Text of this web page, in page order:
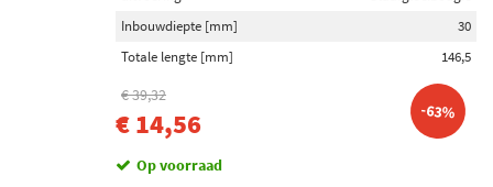
Driehoeksdraagarm (838)
Enkelvoudigedraagarm (29)
Stang / steunbalk
Koppelstang (615)
Duwstang (5)
Inbouwdiepte [mm]
30
Totale lengte [mm]
146,5
€ 39,32
€ 14,56 -63%
Op voorraad